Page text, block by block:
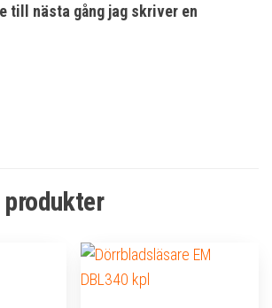
till nästa gång jag skriver en